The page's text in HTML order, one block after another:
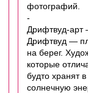
фотографий.
-
Дрифтвуд-арт
Дрифтвуд —
на берег.
которые
будто хранят
солнечную